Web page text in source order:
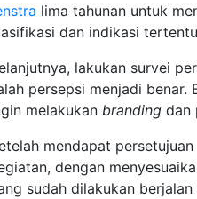
lima tahunan untuk
dan indikasi
lakukan survei
persepsi menjadi benar.
melakukan branding dan
mendapat
dengan
sudah dilakukan